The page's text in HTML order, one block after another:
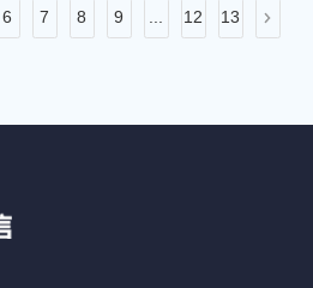
6 7 8 9 ... 12 13